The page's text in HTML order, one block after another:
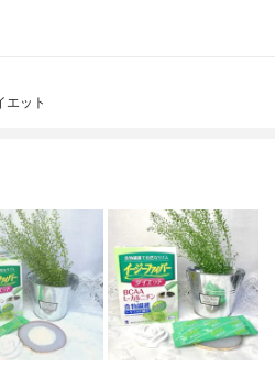
エット